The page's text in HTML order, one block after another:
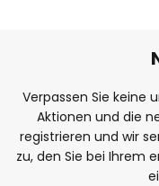
Verpassen Sie keine
Aktionen und die
registrieren und wir
zu, den Sie bei Ihrem